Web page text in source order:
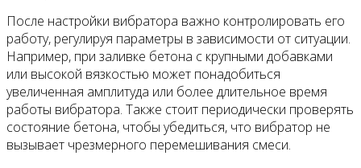
После настройки вибратора важно контролировать его
работу, регулируя параметры в зависимости от ситуации.
Например, при заливке бетона с крупными добавками
или высокой вязкостью может понадобиться
увеличенная амплитуда или более длительное время
работы вибратора. Также стоит периодически проверять
состояние бетона, чтобы убедиться, что вибратор не
вызывает чрезмерного перемешивания смеси.